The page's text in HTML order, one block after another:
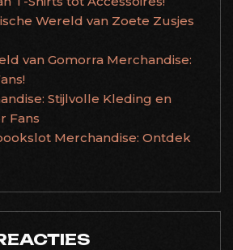
Wereld van Zoete Zusjes
van Gomorra Merchandise:
Stijlvolle Kleding en
Fans
Merchandise: Ontdek